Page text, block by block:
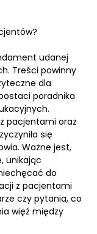
udanej
Treści powinny
dla
poradnika
pacjentami oraz
się
Ważne jest,
unikając
do
z pacjentami
czy pytania, co
więź między